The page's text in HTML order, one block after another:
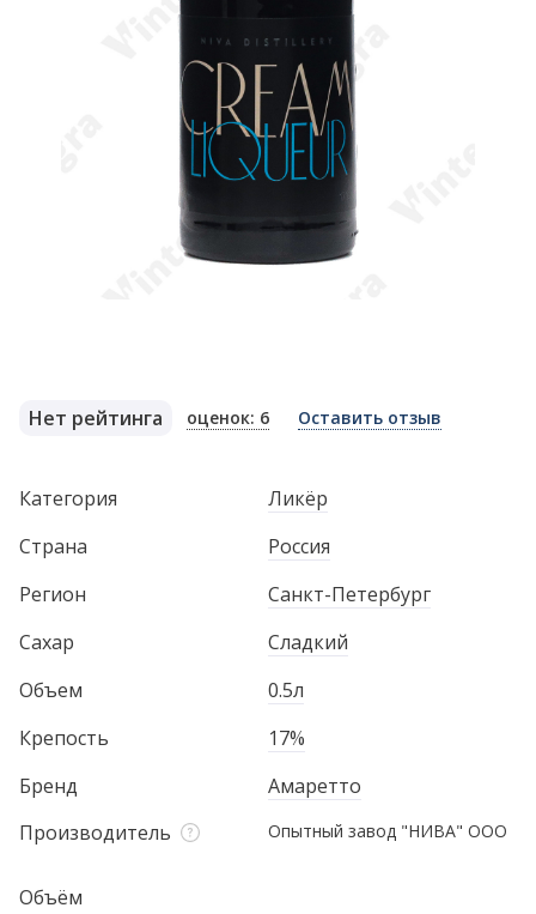
Нет рейтинга оценок: 6 Оставить отзыв
Категория
Ликёр
Страна
Россия
Регион
Санкт-Петербург
Сахар
Сладкий
Объем
0.5л
Крепость
17%
Бренд
Амаретто
Производитель
Опытный завод "НИВА" ООО
Объём